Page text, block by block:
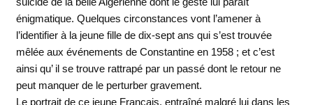
énigmatique. Quelques circonstances vont l’amener à
l’identifier à la jeune fille de dix-sept ans qui s’est trouvée
mêlée aux événements de Constantine en 1958 ; et c’est
ainsi qu’ il se trouve rattrapé par un passé dont le retour ne
peut manquer de le perturber gravement.
Le portrait de ce jeune Français, entraîné malgré lui dans les